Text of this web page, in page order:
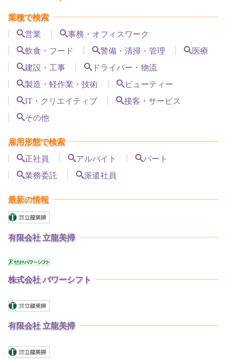
業種で検索
営業 事務・オフィスワーク
飲食・フード 警備・清掃・管理 医療
建設・工事 ドライバー・物流
製造・軽作業・技術 ビューティー
IT・クリエイティブ 接客・サービス
その他
雇用形態で検索
正社員 アルバイト パート
業務委託 派遣社員
最新の情報
有限会社 立龍美掃
株式会社 パワーシフト
有限会社 立龍美掃